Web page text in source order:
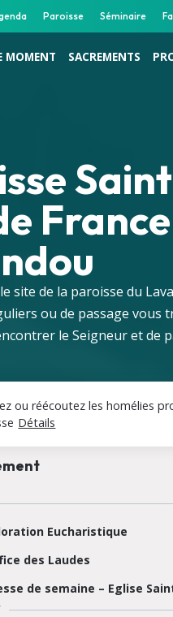
Paroisse Séminaire
MOMENT SACREMENTS
site de la paroisse du
ou de passage vous
le Seigneur et de
ou réécoutez les homélies
Détails
Eucharistique
des Laudes
de semaine – Eglise